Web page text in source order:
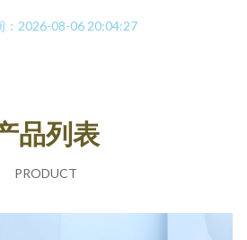
：2026-08-06 20:04:27
品列表
PRODUCT